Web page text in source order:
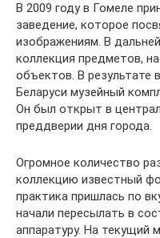
В 2009 году в Гомеле
заведение, которое
изображениям. В
коллекция предметов,
объектов. В результате
Беларуси музейный
Он был открыт в
преддверии дня города.
Огромное количество
коллекцию известный
практика пришлась по
начали пересылать в
аппаратуру. На текущий